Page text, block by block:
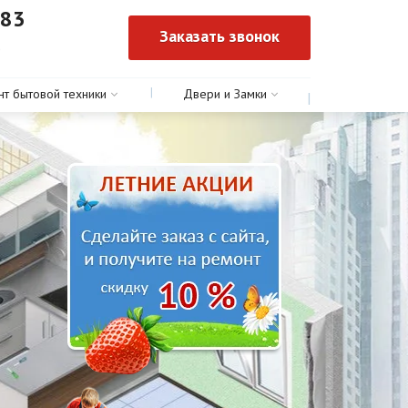
Заказать звонок
бытовой техники Двери и Замки